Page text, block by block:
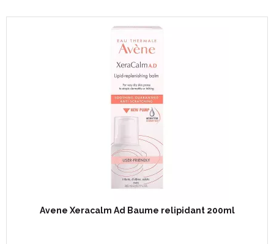
Avene Xeracalm Ad Baume relipidant 200ml